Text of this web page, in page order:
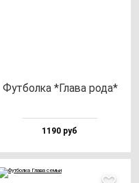
Фут­бол­ка *Гла­ва ро­да*
1190 руб